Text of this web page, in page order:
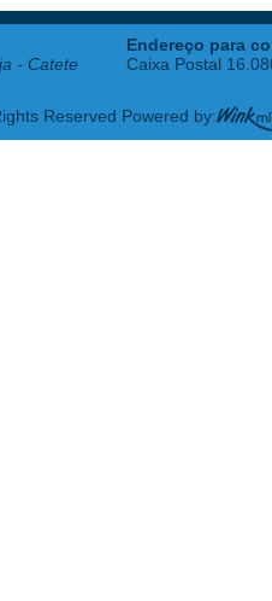
- Catete
Endereço para
Caixa Postal
Reserved Powered by: